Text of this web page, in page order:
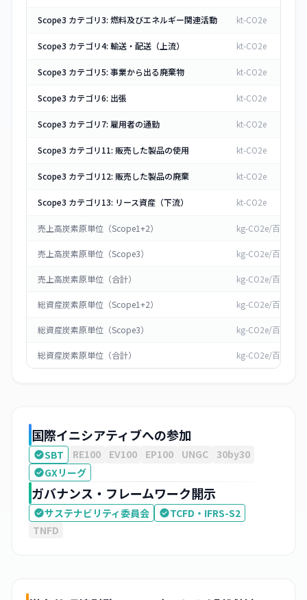
Scope3 カテゴリ3: 燃料及びエネルギー関連活動 kt-CO2e
Scope3 カテゴリ4: 輸送・配送（上流） kt-CO2e
Scope3 カテゴリ5: 事業から出る廃棄物 kt-CO2e
Scope3 カテゴリ6: 出張 kt-CO2e
Scope3 カテゴリ7: 雇用者の通勤 kt-CO2e
Scope3 カテゴリ11: 販売した製品の使用 kt-CO2e
Scope3 カテゴリ12: 販売した製品の廃棄 kt-CO2e
Scope3 カテゴリ13: リース資産（下流） kt-CO2e
売上高炭素原単位（Scope1+2） kg-CO2e/百万円
売上高炭素原単位（Scope3） kg-CO2e/百万円
売上高炭素原単位（合計） kg-CO2e/百万円
総資産炭素原単位（Scope1+2） kg-CO2e/百万円
総資産炭素原単位（Scope3） kg-CO2e/百万円
総資産炭素原単位（合計） kg-CO2e/百万円
国際イニシアティブへの参加
SBT RE100 EV100 EP100 UNGC 30by30
GXリーグ
ガバナンス・フレームワーク開示
サステナビリティ委員会
TCFD・IFRS-S2
TNFD